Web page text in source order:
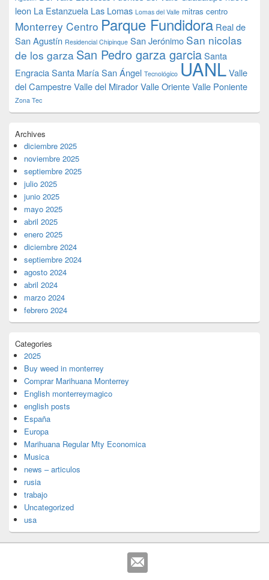
leon La Estanzuela Las Lomas Lomas del Valle mitras centro
Monterrey Centro Parque Fundidora Real de
San Agustín Residencial Chipinque San Jerónimo San nicolas
de los garza San Pedro garza garciaSanta
EngraciaSanta MaríaSan Ángel Tecnológico UANLValle
del CampestreValle del MiradorValle OrienteValle Poniente
Zona Tec
Archives
diciembre 2025
noviembre 2025
septiembre 2025
julio 2025
junio 2025
mayo 2025
abril 2025
enero 2025
diciembre 2024
septiembre 2024
agosto 2024
abril 2024
marzo 2024
febrero 2024
Categories
2025
Buy weed in monterrey
Comprar Marihuana Monterrey
English monterreymagico
english posts
España
Europa
Marihuana Regular Mty Economica
Musica
news – articulos
rusia
trabajo
Uncategorized
usa